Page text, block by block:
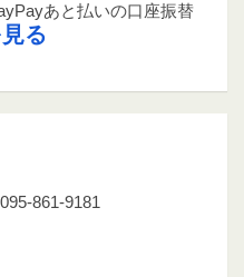
あと払いの口座振替
る
861-9181